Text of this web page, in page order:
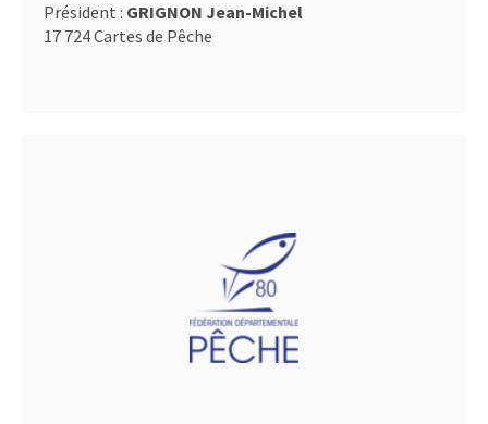
Président : GRIGNON Jean-Michel
17 724 Cartes de Pêche